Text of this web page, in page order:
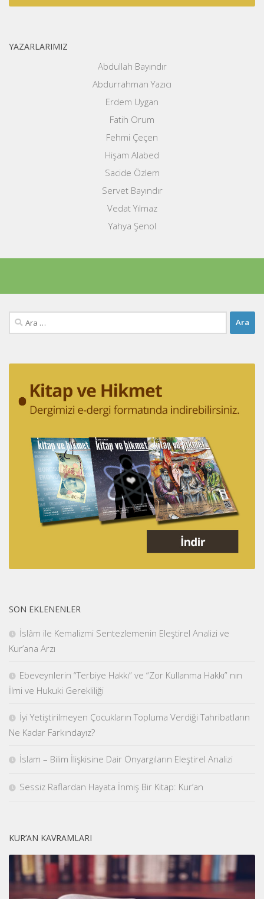
YAZARLARIMIZ
Abdullah Bayındır
Abdurrahman Yazıcı
Erdem Uygan
Fatih Orum
Fehmi Çeçen
Hişam Alabed
Sacide Özlem
Servet Bayındır
Vedat Yılmaz
Yahya Şenol
Arama:
SON EKLENENLER
İslâm ile Kemalizmi Sentezlemenin Eleştirel Analizi ve
Kur’ana Arzı
Ebeveynlerin “Terbiye Hakkı” ve “Zor Kullanma Hakkı” nın
İlmi ve Hukuki Gerekliliği
İyi Yetiştirilmeyen Çocukların Topluma Verdiği Tahribatların
Ne Kadar Farkındayız?
İslam – Bilim İlişkisine Dair Önyargıların Eleştirel Analizi
Sessiz Raflardan Hayata İnmiş Bir Kitap: Kur’an
KUR’AN KAVRAMLARI